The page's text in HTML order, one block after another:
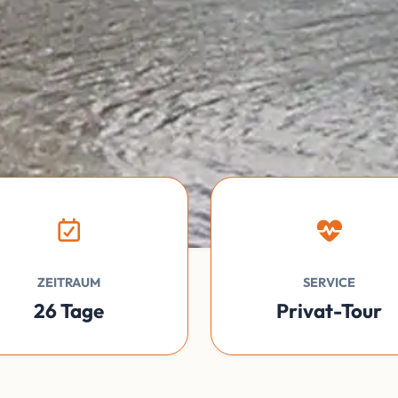
ZEITRAUM
26 Tage
SERVICE
Privat-Tour